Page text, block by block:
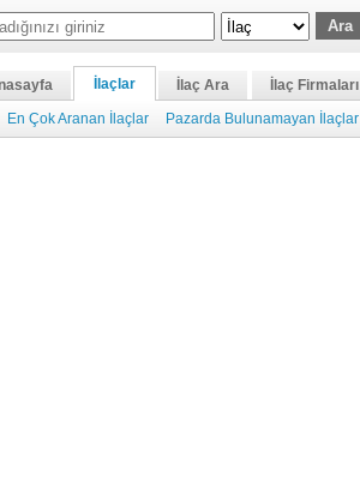
İlaçlar İlaç Ara
İlaç Firmaları
En Çok Aranan İlaçlar Pazarda Bulunamayan İlaçlar